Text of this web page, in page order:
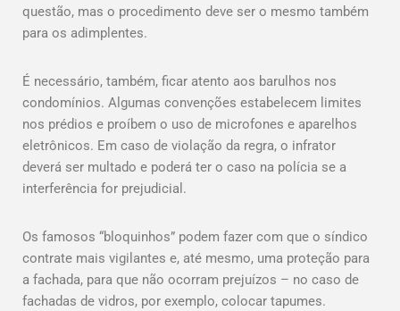
questão, mas o procedimento deve ser o mesmo também
para os adimplentes.
É necessário, também, ficar atento aos barulhos nos
condomínios. Algumas convenções estabelecem limites
nos prédios e proíbem o uso de microfones e aparelhos
eletrônicos. Em caso de violação da regra, o infrator
deverá ser multado e poderá ter o caso na polícia se a
interferência for prejudicial.
Os famosos “bloquinhos” podem fazer com que o síndico
contrate mais vigilantes e, até mesmo, uma proteção para
a fachada, para que não ocorram prejuízos – no caso de
fachadas de vidros, por exemplo, colocar tapumes.